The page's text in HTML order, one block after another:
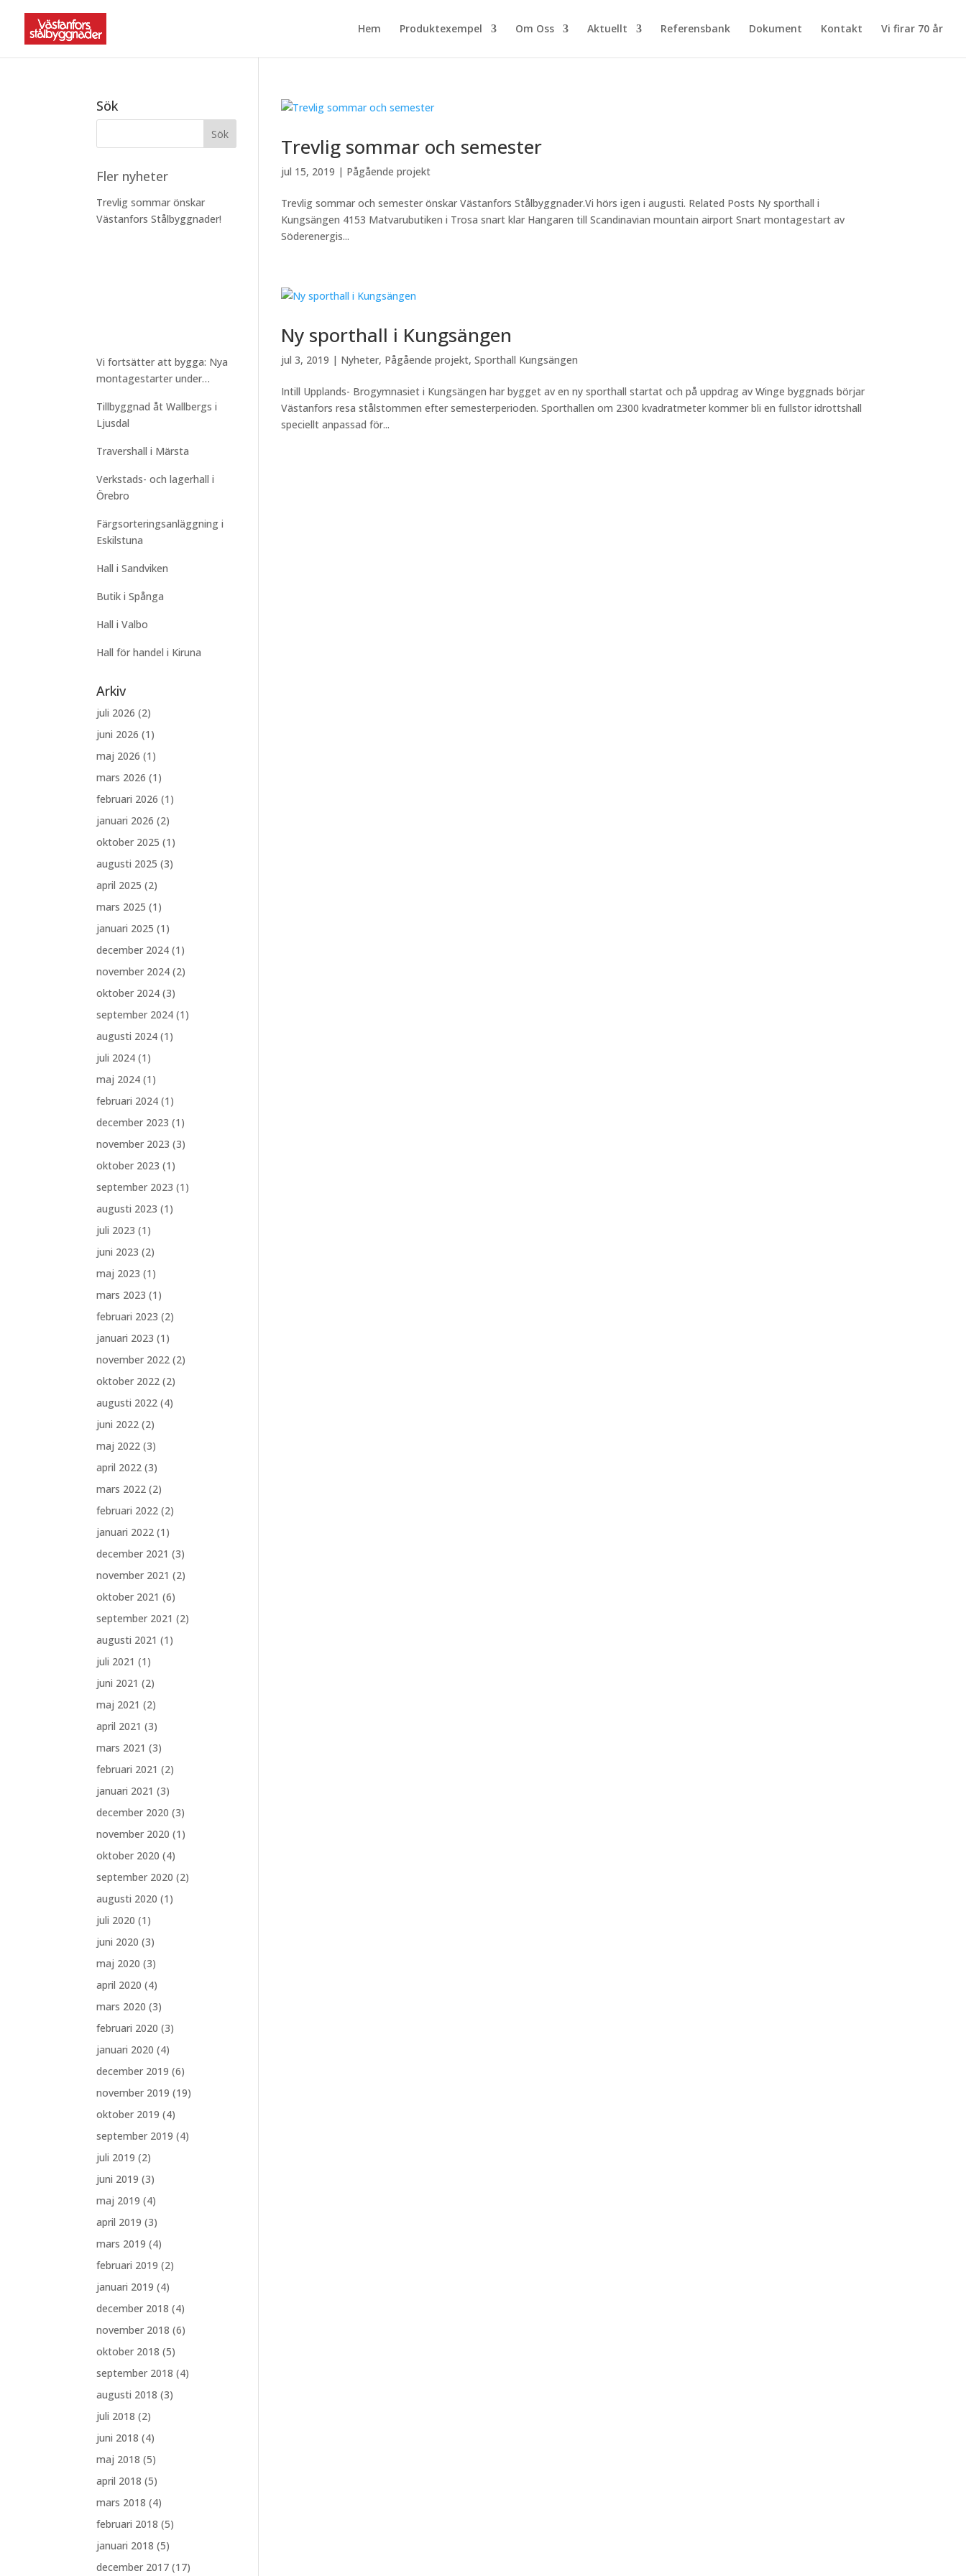
Hem Produktexempel Om Oss Aktuellt Referensbank Dokument Kontakt Vi firar 70 år
Trevlig sommar och semester
jul 15, 2019 | Pågående projekt
Trevlig sommar och semester önskar Västanfors Stålbyggnader.Vi hörs igen i augusti. Related Posts Ny sporthall i
Kungsängen 4153 Matvarubutiken i Trosa snart klar Hangaren till Scandinavian mountain airport Snart montagestart av
Söderenergis...
Ny sporthall i Kungsängen
jul 3, 2019 | Nyheter, Pågående projekt,Sporthall Kungsängen
Intill Upplands- Brogymnasiet i Kungsängen har bygget av en ny sporthall startat och på uppdrag av Winge byggnads börjar
Västanfors resa stålstommen efter semesterperioden. Sporthallen om 2300 kvadratmeter kommer bli en fullstor idrottshall
speciellt anpassad för...
Sök
Fler nyheter
Trevlig sommar önskar
Västanfors Stålbyggnader!
Vi fortsätter att bygga: Nya
montagestarter under
Tillbyggnad åt Wallbergs i
Ljusdal
Travershall i Märsta
Verkstads- och lagerhall i
Örebro
Färgsorteringsanläggning i
Eskilstuna
Hall i Sandviken
Butik i Spånga
Hall i Valbo
Hall för handel i Kiruna
Arkiv
juli 2026 (2)
juni 2026 (1)
maj 2026 (1)
mars 2026 (1)
februari 2026 (1)
januari 2026 (2)
oktober 2025 (1)
augusti 2025 (3)
april 2025 (2)
mars 2025 (1)
januari 2025 (1)
december 2024 (1)
november 2024 (2)
oktober 2024 (3)
september 2024 (1)
augusti 2024 (1)
juli 2024 (1)
maj 2024 (1)
februari 2024 (1)
december 2023 (1)
november 2023 (3)
oktober 2023 (1)
september 2023 (1)
augusti 2023 (1)
juli 2023 (1)
juni 2023 (2)
maj 2023 (1)
mars 2023 (1)
februari 2023 (2)
januari 2023 (1)
november 2022 (2)
oktober 2022 (2)
augusti 2022 (4)
juni 2022 (2)
maj 2022 (3)
april 2022 (3)
mars 2022 (2)
februari 2022 (2)
januari 2022 (1)
december 2021 (3)
november 2021 (2)
oktober 2021 (6)
september 2021 (2)
augusti 2021 (1)
juli 2021 (1)
juni 2021 (2)
maj 2021 (2)
april 2021 (3)
mars 2021 (3)
februari 2021 (2)
januari 2021 (3)
december 2020 (3)
november 2020 (1)
oktober 2020 (4)
september 2020 (2)
augusti 2020 (1)
juli 2020 (1)
juni 2020 (3)
maj 2020 (3)
april 2020 (4)
mars 2020 (3)
februari 2020 (3)
januari 2020 (4)
december 2019 (6)
november 2019 (19)
oktober 2019 (4)
september 2019 (4)
juli 2019 (2)
juni 2019 (3)
maj 2019 (4)
april 2019 (3)
mars 2019 (4)
februari 2019 (2)
januari 2019 (4)
december 2018 (4)
november 2018 (6)
oktober 2018 (5)
september 2018 (4)
augusti 2018 (3)
juli 2018 (2)
juni 2018 (4)
maj 2018 (5)
april 2018 (5)
mars 2018 (4)
februari 2018 (5)
januari 2018 (5)
december 2017 (17)